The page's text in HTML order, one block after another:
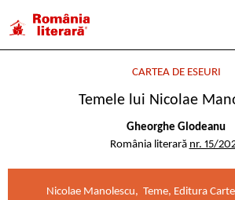
CARTEA DE ESEURI
Temele lui Nicolae
Gheorghe Glodeanu
România literară nr. 15/
Nicolae Manolescu, Teme, Editura